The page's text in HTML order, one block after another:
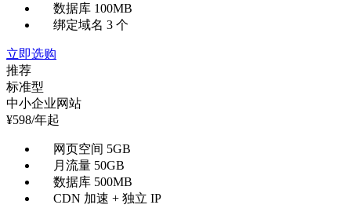
数据库 100MB
绑定域名 3 个
立即选购
推荐
标准型
中小企业网站
¥598/年起
网页空间 5GB
月流量 50GB
数据库 500MB
CDN 加速 + 独立 IP